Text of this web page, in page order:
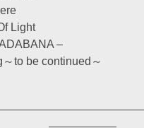
Light
–
to be continued～